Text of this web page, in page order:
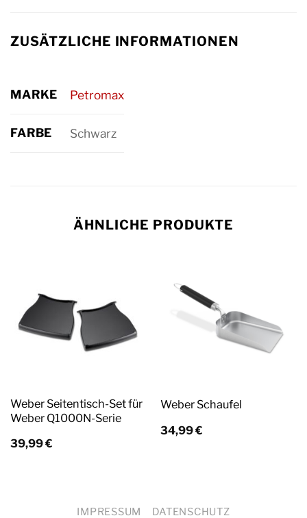
ZUSÄTZLICHE INFORMATIONEN
MARKE Petromax
FARBE Schwarz
ÄHNLICHE PRODUKTE
Weber Seitentisch-Set für
Weber Q1000N-Serie
39,99€
Weber Schaufel
34,99€
IMPRESSUM DATENSCHUTZ